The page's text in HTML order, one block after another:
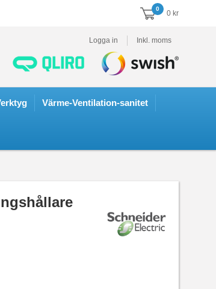
0
0 kr
Logga in Inkl. moms
Värme-Ventilation-sanitet